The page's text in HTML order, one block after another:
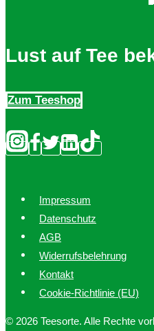
Lust auf Tee
Zum Teeshop
Impressum
Datenschutz
AGB
Widerrufsbelehrung
Kontakt
Cookie-Richtlinie (EU)
© 2026 Teesorte. Alle Rechte